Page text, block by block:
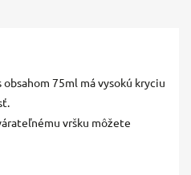
75ml má vysokú kryciu
vršku môžete